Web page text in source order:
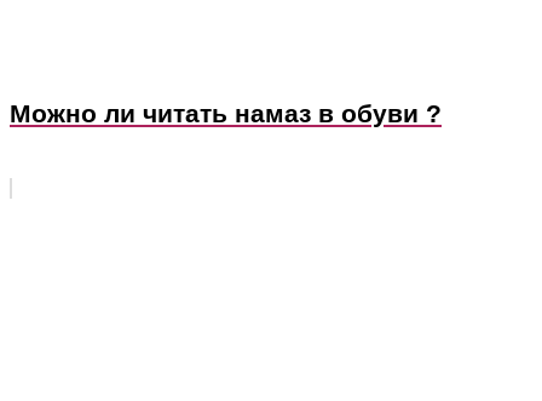
Можно ли читать намаз в обуви ?